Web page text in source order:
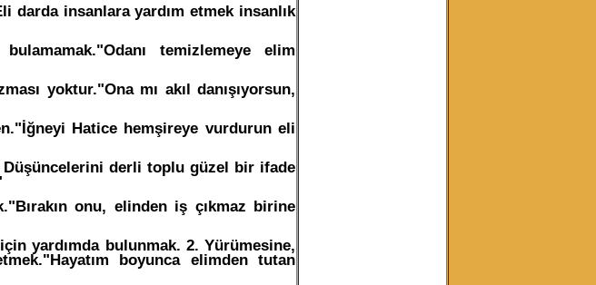
darda insanlara yardım etmek insanlık
temizlemeye elim
yoktur."Ona mı akıl danışıyorsun,
Hatice hemşireye vurdurun eli
Düşüncelerini derli toplu güzel bir ifade
onu, elinden iş çıkmaz birine
yardımda bulunmak. 2. Yürümesine,
boyunca elimden tutan